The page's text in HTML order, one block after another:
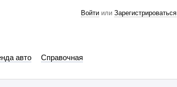
Войти или Зарегистрироваться
авто Справочная